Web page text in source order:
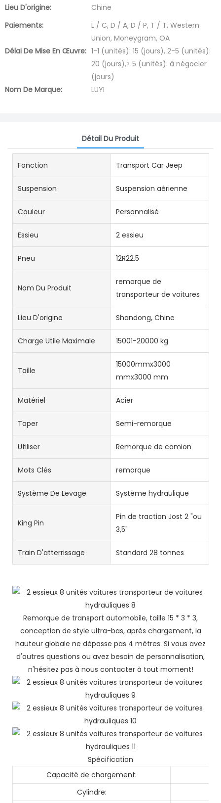
Lieu D'origine:
Chine
Paiements:
L / C, D / A, D / P, T / T, Western
Union, Moneygram, OA
Délai De Mise En Œuvre: 1-1 (unités): 15 (jours), 2-5 (unités):
20 (jours),> 5 (unités): à négocier
(jours)
Nom De Marque:
LUYI
Détail Du Produit
Fonction Transport Car Jeep
Suspension Suspension aérienne
Couleur Personnalisé
Essieu 2 essieu
Pneu 12R22.5
Nom Du Produit
remorque de
transporteur de voitures
Lieu D'origine Shandong, Chine
Charge Utile Maximale 15001-20000 kg
Taille
15000mmx3000
mmx3000 mm
Matériel Acier
Taper Semi-remorque
Utiliser Remorque de camion
Mots Clés remorque
Système De Levage Système hydraulique
King Pin
Pin de traction Jost 2 "ou
3,5"
Train D'atterrissage Standard 28 tonnes
Remorque de transport automobile, taille 15 * 3 * 3,
conception de style ultra-bas, après chargement, la
hauteur globale ne dépasse pas 4 mètres. Si vous avez
d'autres questions ou avez besoin de personnalisation,
n'hésitez pas à nous contacter à tout moment!
Spécification
Capacité de chargement:
Cylindre: